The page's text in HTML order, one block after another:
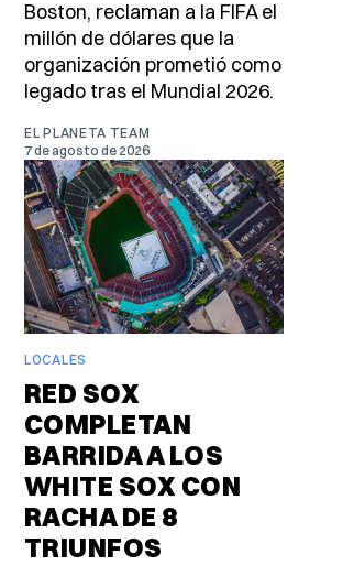
Boston, reclaman a la FIFA el
millón de dólares que la
organización prometió como
legado tras el Mundial 2026.
EL PLANETA TEAM
7 de agosto de 2026
LOCALES
RED SOX
COMPLETAN
BARRIDA A LOS
WHITE SOX CON
RACHA DE 8
TRIUNFOS